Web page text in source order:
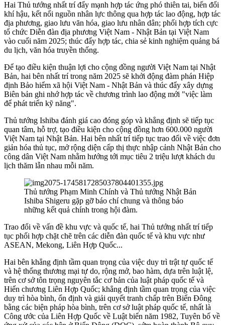
Hai Thủ tướng nhất trí đẩy mạnh hợp tác ứng phó thiên tai, biến đổi
khí hậu, kết nối nguồn nhân lực thông qua hợp tác lao động, hợp tác
địa phương, giao lưu văn hóa, giao lưu nhân dân; phối hợp tích cực
tổ chức Diễn đàn địa phương Việt Nam - Nhật Bản tại Việt Nam
vào cuối năm 2025; thúc đẩy hợp tác, chia sẻ kinh nghiệm quảng bá
du lịch, văn hóa truyền thống.
Để tạo điều kiện thuận lợi cho cộng đồng người Việt Nam tại Nhật
Bản, hai bên nhất trí trong năm 2025 sẽ khởi động đàm phán Hiệp
định Bảo hiểm xã hội Việt Nam - Nhật Bản và thúc đẩy xây dựng
Biên bản ghi nhớ hợp tác về chương trình lao động mới "việc làm
để phát triển kỹ năng".
Thủ tướng Ishiba đánh giá cao đóng góp và khẳng định sẽ tiếp tục
quan tâm, hỗ trợ, tạo điều kiện cho cộng đồng hơn 600.000 người
Việt Nam tại Nhật Bản. Hai bên nhất trí tiếp tục trao đổi về việc đơn
giản hóa thủ tục, mở rộng diện cấp thị thực nhập cảnh Nhật Bản cho
công dân Việt Nam nhằm hướng tới mục tiêu 2 triệu lượt khách du
lịch thăm lẫn nhau mỗi năm.
Thủ tướng Phạm Minh Chính và Thủ tướng Nhật Bản
Ishiba Shigeru gặp gỡ báo chí chung và thông báo
những kết quả chính trong hội đàm.
Trao đổi về vấn đề khu vực và quốc tế, hai Thủ tướng nhất trí tiếp
tục phối hợp chặt chẽ trên các diễn đàn quốc tế và khu vực như
ASEAN, Mekong, Liên Hợp Quốc...
Hai bên khẳng định tầm quan trọng của việc duy trì trật tự quốc tế
và hệ thống thương mại tự do, rộng mở, bao hàm, dựa trên luật lệ,
trên cơ sở tôn trọng nguyên tắc cơ bản của luật pháp quốc tế và
Hiến chương Liên Hợp Quốc; khẳng định tầm quan trọng của việc
duy trì hòa bình, ổn định và giải quyết tranh chấp trên Biển Đông
bằng các biện pháp hòa bình, trên cơ sở luật pháp quốc tế, nhất là
Công ước của Liên Hợp Quốc về Luật biển năm 1982, Tuyên bố về